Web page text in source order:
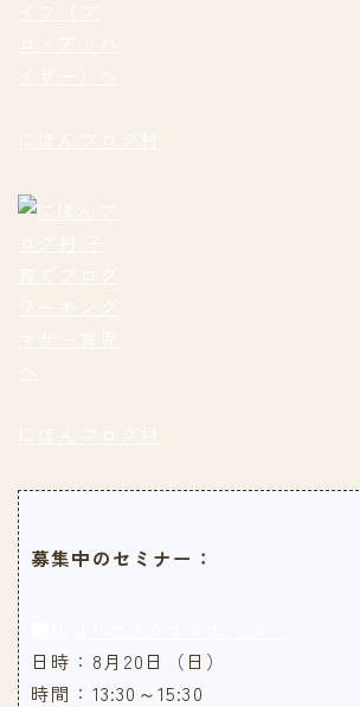
募集中のセミナー：
日時：8月20日（日）
時間：13:30～15:30